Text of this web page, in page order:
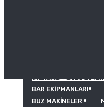
KIMYASALLAR VE
BAR EKIPMANLARI
BUZ MAKINELERI